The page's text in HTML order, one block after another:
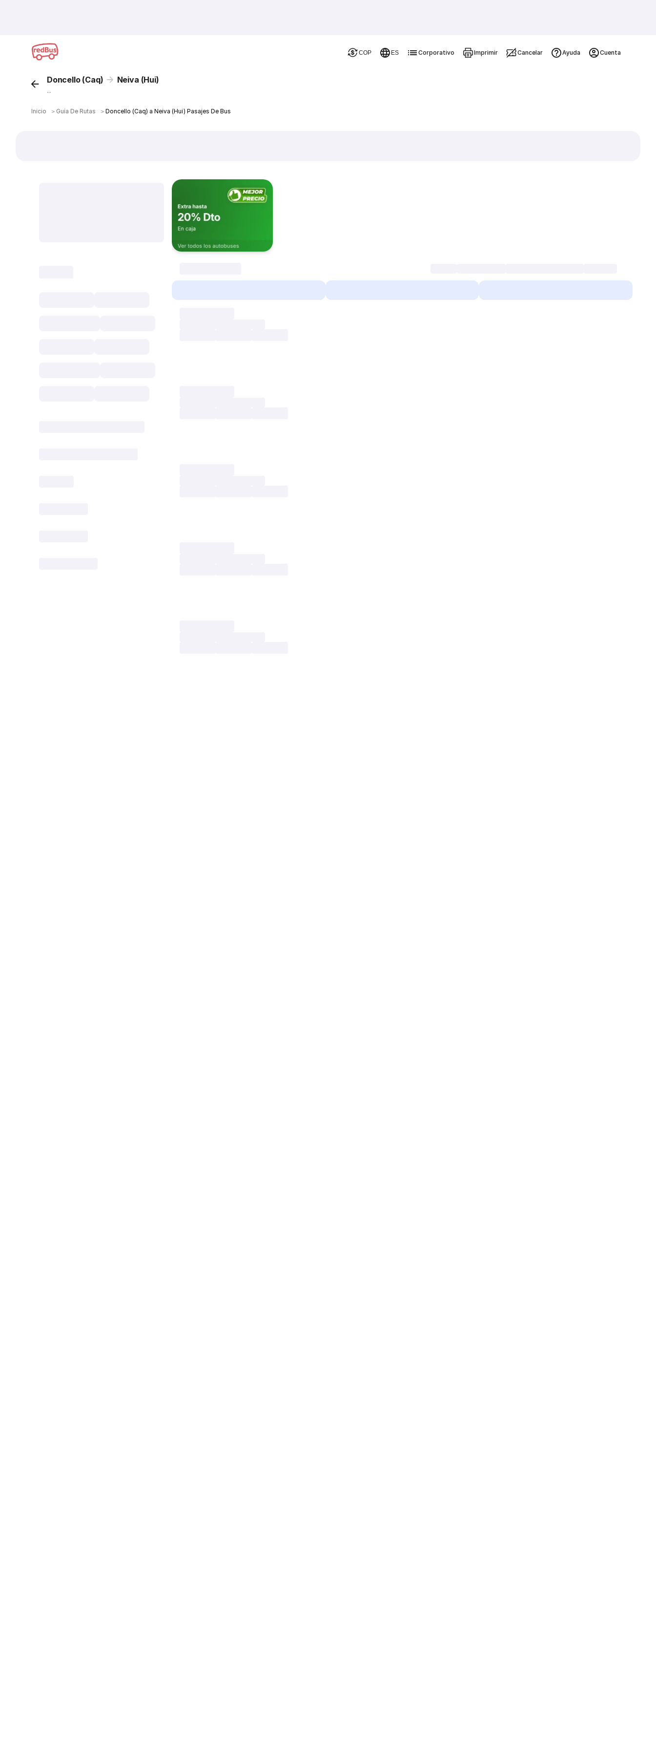
COP ES Corporativo Imprimir Cancelar Ayuda Cuenta
Doncello (Caq) Neiva (Hui)
...
Inicio ＞ Guía De Rutas ＞Doncello (Caq) a Neiva (Hui) Pasajes De Bus